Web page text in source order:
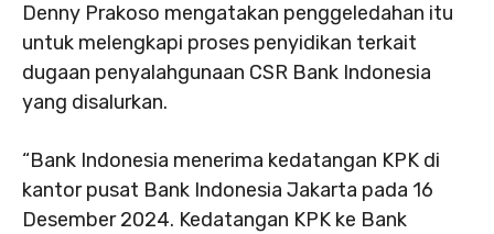
Denny Prakoso mengatakan penggeledahan itu
untuk melengkapi proses penyidikan terkait
dugaan penyalahgunaan CSR Bank Indonesia
yang disalurkan.
“Bank Indonesia menerima kedatangan KPK di
kantor pusat Bank Indonesia Jakarta pada 16
Desember 2024. Kedatangan KPK ke Bank